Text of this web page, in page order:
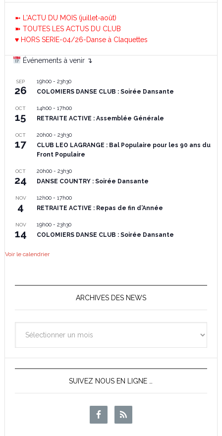
➼ L'ACTU DU MOIS (juillet-août)
➽ TOUTES LES ACTUS DU CLUB
♥ HORS SERIE-04/26-Danse à Claquettes
Événements à venir ↴
SEP
26
19h00- 23h30
COLOMIERS DANSE CLUB : Soirée Dansante
OCT
15
14h00- 17h00
RETRAITE ACTIVE : Assemblée Générale
OCT
17
20h00- 23h30
CLUB LEO LAGRANGE : Bal Populaire pour les 90 ans du
Front Populaire
OCT
24
20h00- 23h30
DANSE COUNTRY : Soirée Dansante
NOV
4
12h00- 17h00
RETRAITE ACTIVE : Repas de fin d’Année
NOV
14
19h00- 23h30
COLOMIERS DANSE CLUB : Soirée Dansante
Voir le calendrier
ARCHIVES DES NEWS
des
News
SUIVEZ NOUS EN LIGNE …